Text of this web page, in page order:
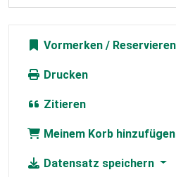
Vormerken
Drucken
Zitieren
Meinem Korb hinzufügen
Datensatz speichern